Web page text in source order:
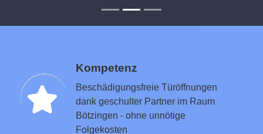
Kompetenz
Beschädigungsfreie Türöffnungen
dank geschulter Partner im Raum
Bötzingen - ohne unnötige
Folgekosten